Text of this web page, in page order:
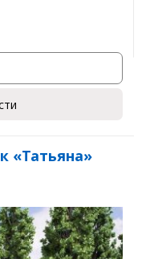
«Татьяна»